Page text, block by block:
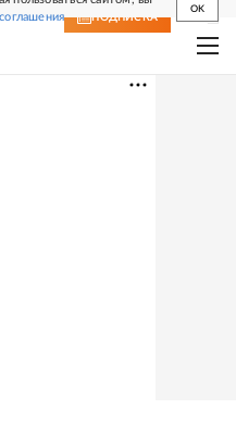
OK
ПОДПИСКА